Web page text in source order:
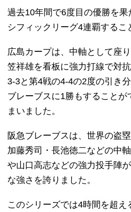
過去10年間で6度目の優勝を
シフィックリーグ4連覇するこ
広島カープは、中軸として座
笠祥雄を看板に強力打線で対
3-3と第4戦の4-4の2度の引き
ブレーブスに1勝もすることが
まいました。
阪急ブレーブスは、世界の盗
加藤秀司・長池徳二などの中
や山口高志などの強力投手陣
な強さを誇りました。
このシリーズでは4時間を超え